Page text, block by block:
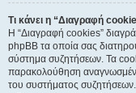
Τι κάνει η “Διαγραφή
Η “Διαγραφή cookies”
phpBB τα οποία σας
σύστημα συζητήσεων. Τα
παρακολούθηση
του συστήματος